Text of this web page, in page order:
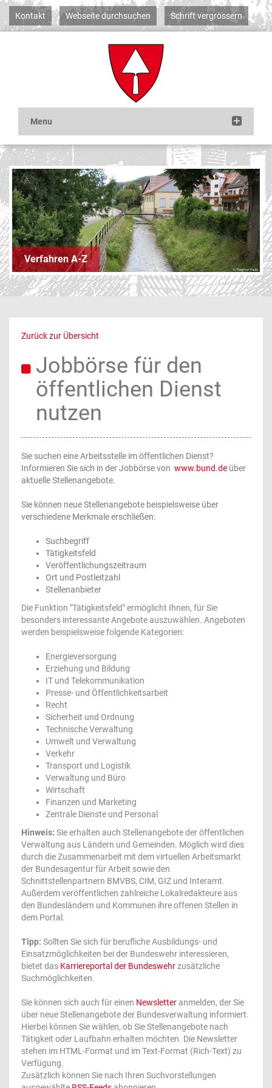
Kontakt Webseite durchsuchen Schrift vergrössern
Verfahren A-Z
Zurück zur Übersicht
Jobbörse für den
öffentlichen Dienst
nutzen
Sie suchen eine Arbeitsstelle im öffentlichen Dienst?
Informieren Sie sich in der Jobbörse von www.bund.de über
aktuelle Stellenangebote.
Sie können neue Stellenangebote beispielsweise über
verschiedene Merkmale erschließen:
Suchbegriff
Tätigkeitsfeld
Veröffentlichungszeitraum
Ort und Postleitzahl
Stellenanbieter
Die Funktion "Tätigkeitsfeld" ermöglicht Ihnen, für Sie
besonders interessante Angebote auszuwählen. Angeboten
werden beispielsweise folgende Kategorien:
Energieversorgung
Erziehung und Bildung
IT und Telekommunikation
Presse- und Öffentlichkeitsarbeit
Recht
Sicherheit und Ordnung
Technische Verwaltung
Umwelt und Verwaltung
Verkehr
Transport und Logistik
Verwaltung und Büro
Wirtschaft
Finanzen und Marketing
Zentrale Dienste und Personal
Hinweis: Sie erhalten auch Stellenangebote der öffentlichen
Verwaltung aus Ländern und Gemeinden. Möglich wird dies
durch die Zusammenarbeit mit dem virtuellen Arbeitsmarkt
der Bundesagentur für Arbeit sowie den
Schnittstellenpartnern BMVBS, CIM, GIZ und Interamt.
Außerdem veröffentlichen zahlreiche Lokalredakteure aus
den Bundesländern und Kommunen ihre offenen Stellen in
dem Portal.
Tipp: Sollten Sie sich für berufliche Ausbildungs- und
Einsatzmöglichkeiten bei der Bundeswehr interessieren,
bietet das Karriereportal der Bundeswehrzusätzliche
Suchmöglichkeiten.
Sie können sich auch für einen Newsletteranmelden, der Sie
über neue Stellenangebote der Bundesverwaltung informiert.
Hierbei können Sie wählen, ob Sie Stellenangebote nach
Tätigkeit oder Laufbahn erhalten möchten. Die Newsletter
stehen im HTML-Format und im Text-Format (Rich-Text) zu
Verfügung.
Zusätzlich können Sie nach Ihren Suchvorstellungen